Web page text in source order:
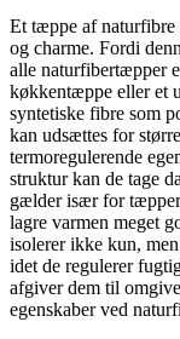
Et tæppe af naturfibre
og charme. Fordi
alle naturfibertæpper
køkkentæppe eller et
syntetiske fibre som
kan udsættes for
termoregulerende
struktur kan de tage
gælder især for
lagre varmen meget
isolerer ikke kun,
idet de regulerer
afgiver dem til
egenskaber ved